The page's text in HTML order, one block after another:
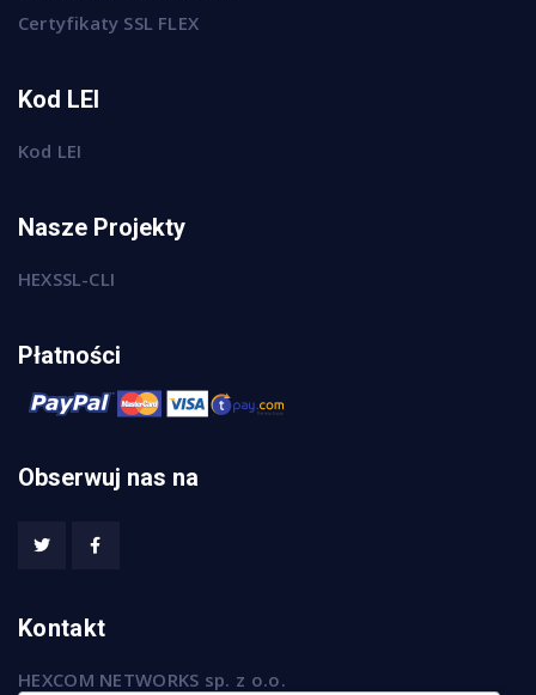
Certyfikaty SSL FLEX
Kod LEI
Kod LEI
Nasze Projekty
HEXSSL-CLI
Płatności
Obserwuj nas na
Kontakt
HEXCOM NETWORKS sp. z o.o.